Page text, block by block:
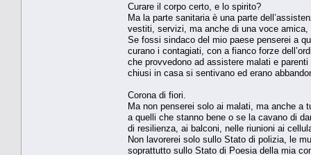
Curare il corpo certo, e lo spirito?
Ma la parte sanitaria è una parte
vestiti, servizi, ma anche di una voce
Se fossi sindaco del mio paese penserei a
curano i contagiati, con a fianco forze
che provvedono ad assistere malati e
chiusi in casa si sentivano ed erano
Corona di fiori.
Ma non penserei solo ai malati, ma anche a
a quelli che stanno bene o se la cavano di
di resilienza, ai balconi, nelle riunioni ai
Non lavorerei solo sullo Stato di polizia, le
soprattutto sullo Stato di Poesia della mia